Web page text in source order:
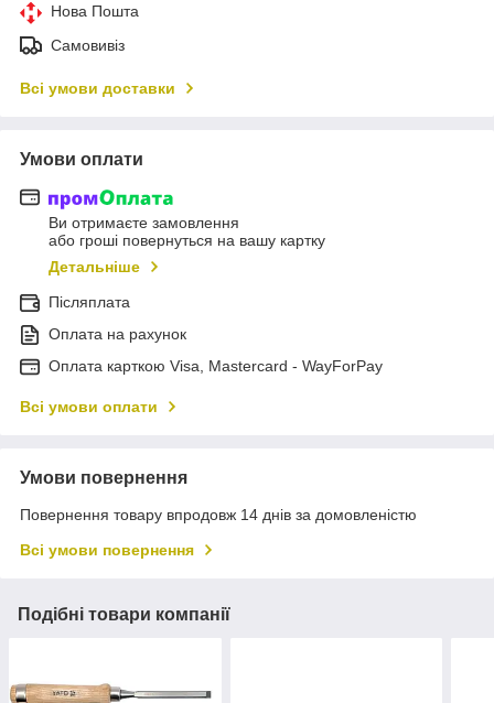
Нова Пошта
Самовивіз
Всі умови доставки
Умови оплати
Ви отримаєте замовлення
або гроші повернуться на вашу картку
Детальніше
Післяплата
Оплата на рахунок
Оплата карткою Visa, Mastercard - WayForPay
Всі умови оплати
Умови повернення
Повернення товару впродовж 14 днів за домовленістю
Всі умови повернення
Подібні товари компанії